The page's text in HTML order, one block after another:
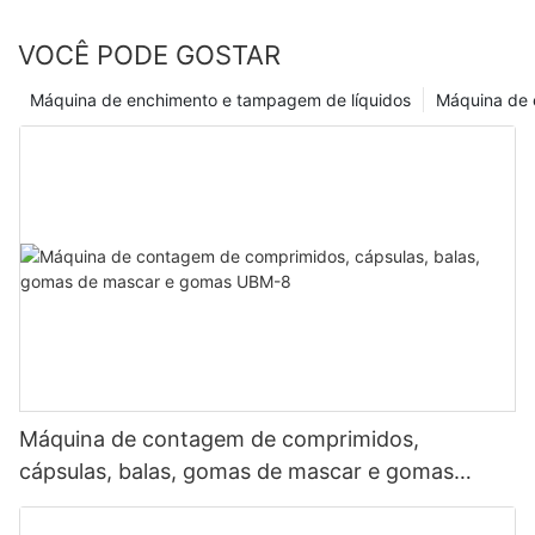
máquinas de embalagem blister. À medida que você continua a
crescer e a evoluir no setor, lembre-se de que o equipamento
certo pode fazer toda a diferença na agilização de suas
VOCÊ PODE GOSTAR
Máquina de
Máquina de enchimento e tampagem de líquidos
Máquina de contagem de comprimidos,
cápsulas, balas, gomas de mascar e gomas
UBM-8